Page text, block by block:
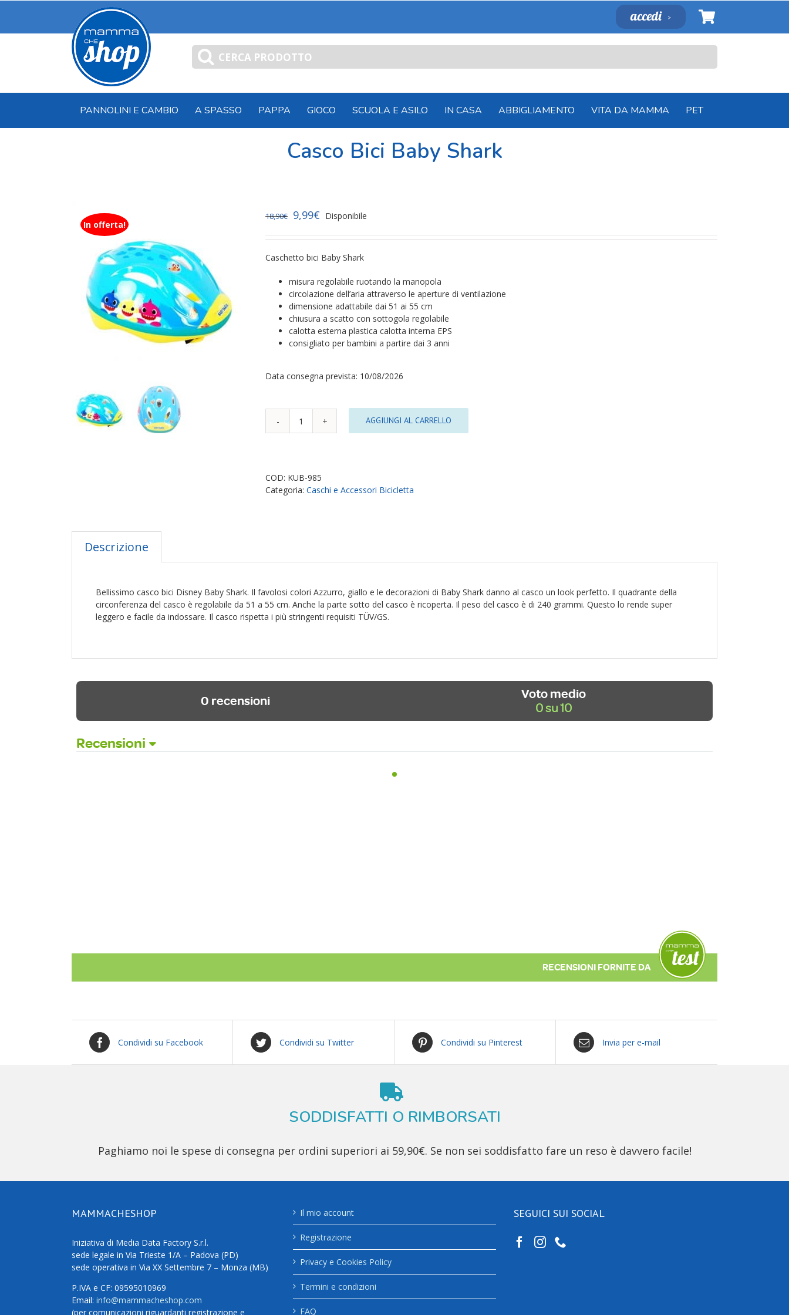
accedi
Cerca
per:
PANNOLINI E CAMBIO A SPASSO PAPPA GIOCO SCUOLA E ASILO IN CASA ABBIGLIAMENTO VITA DA MAMMA PET
Casco Bici Baby Shark
In offerta!
18,90€ 9,99€ Disponibile
Caschetto bici Baby Shark
misura regolabile ruotando la manopola
circolazione dell’aria attraverso le aperture di ventilazione
dimensione adattabile dai 51 ai 55 cm
chiusura a scatto con sottogola regolabile
calotta esterna plastica calotta interna EPS
consigliato per bambini a partire dai 3 anni
Data consegna prevista: 10/08/2026
Casco
quantità
AGGIUNGI AL CARRELLO
COD: KUB-985
Categoria: Caschi e Accessori Bicicletta
Descrizione
Bellissimo casco bici Disney Baby Shark. Il favolosi colori Azzurro, giallo e le decorazioni di Baby Shark danno al casco un look perfetto. Il quadrante della
circonferenza del casco è regolabile da 51 a 55 cm. Anche la parte sotto del casco è ricoperta. Il peso del casco è di 240 grammi. Questo lo rende super
leggero e facile da indossare. Il casco rispetta i più stringenti requisiti TÜV/GS.
Condividi su Facebook Condividi su Twitter Condividi su Pinterest Invia per e-mail
SODDISFATTI O RIMBORSATI
Paghiamo noi le spese di consegna per ordini superiori ai 59,90€. Se non sei soddisfatto fare un reso è davvero facile!
MAMMACHESHOP
Iniziativa di Media Data Factory S.r.l.
sede legale in Via Trieste 1/A – Padova (PD)
sede operativa in Via XX Settembre 7 – Monza (MB)
P.IVA e CF: 09595010969
Email: info@mammacheshop.com
(per comunicazioni riguardanti registrazione e
Il mio account
Registrazione
Privacy e Cookies Policy
Termini e condizioni
FAQ
SEGUICI SUI SOCIAL